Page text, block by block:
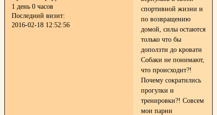
1 день 0 часов
Последний визит:
2016-02-18 12:52:56
спортивной жизни и
по возвращению
домой, силы остаются
только что бы
доползти до кровати
Собаки не понимают,
что происходит?!
Почему сократились
прогулки и
тренировки?! Совсем
мои парни